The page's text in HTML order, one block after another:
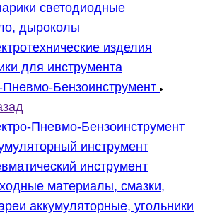
светодиодные
дыроколы
изделия
для инструмента
Пневмо-Бензоинструмент
Пневмо-Бензоинструмент
инструмент
инструмент
материалы, смазки,
аккумуляторные, угольники